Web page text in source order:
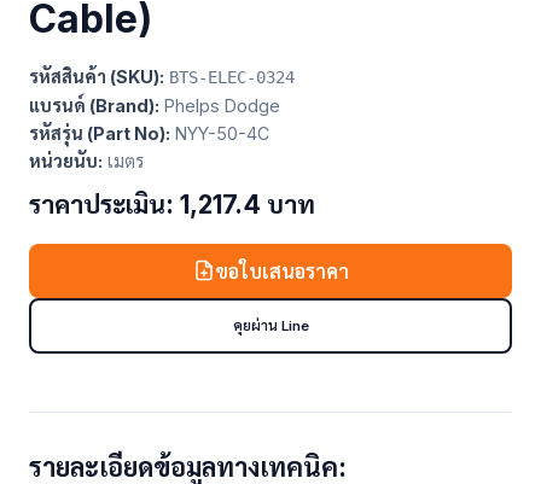
Cable)
รหัสสินค้า (SKU): BTS-ELEC-0324
แบรนด์ (Brand): Phelps Dodge
รหัสรุ่น (Part No): NYY-50-4C
หน่วยนับ: เมตร
ราคาประเมิน: 1,217.4 บาท
ขอใบเสนอราคา
คุยผ่าน Line
รายละเอียดข้อมูลทางเทคนิค: